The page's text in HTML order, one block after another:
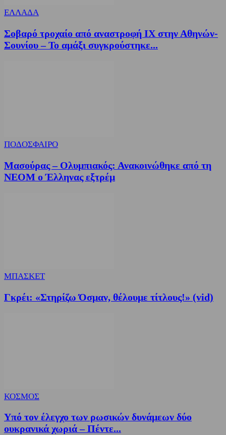
ΕΛΛΑΔΑ
Σοβαρό τροχαίο από αναστροφή ΙΧ στην Αθηνών-
Σουνίου – Το αμάξι συγκρούστηκε...
ΠΟΔΟΣΦΑΙΡΟ
Μασούρας – Ολυμπιακός: Ανακοινώθηκε από τη
ΝΕΟΜ ο Έλληνας εξτρέμ
ΜΠΑΣΚΕΤ
Γκρέι: «Στηρίζω Όσμαν, θέλουμε τίτλους!» (vid)
ΚΟΣΜΟΣ
Υπό τον έλεγχο των ρωσικών δυνάμεων δύο
ουκρανικά χωριά – Πέντε...